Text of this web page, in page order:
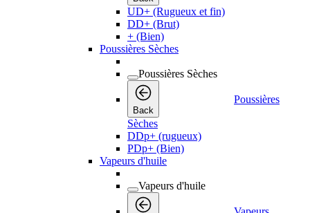
UD+ (Rugueux et fin)
DD+ (Brut)
+ (Bien)
Poussières Sèches
Poussières Sèches
Back
Poussières
Sèches
DDp+ (rugueux)
PDp+ (Bien)
Vapeurs d'huile
Vapeurs d'huile